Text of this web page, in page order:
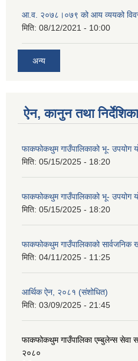
आ.व. २०७८।०७९ को आय व्ययको
मिति: 08/12/2021 - 10:00
अन्य
ऐन, कानुन तथा निर्देशिका
फाकफोकथुम गाउँपालिकाको भू- उपयोग
मिति: 05/15/2025 - 18:20
फाकफोकथुम गाउँपालिकाको भू- उपयोग
मिति: 05/15/2025 - 18:20
फाकफोकथुम गाउँपालिकाको सार्वजनिक
मिति: 04/11/2025 - 11:25
आर्थिक ऐन, २०८१ (संशोधित)
मिति: 03/09/2025 - 21:45
फाकफोकथुम गाउँपालिका एम्बुलेन्स सेवा
२०८०